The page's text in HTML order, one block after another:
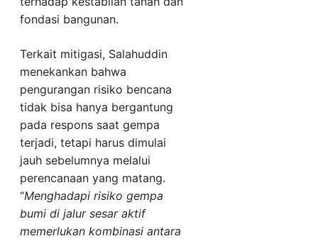
fondasi bangunan.
Terkait mitigasi, Salahuddin
menekankan bahwa
pengurangan risiko bencana
tidak bisa hanya bergantung
pada respons saat gempa
terjadi, tetapi harus dimulai
jauh sebelumnya melalui
perencanaan yang matang.
“Menghadapi risiko gempa
bumi di jalur sesar aktif
memerlukan kombinasi antara